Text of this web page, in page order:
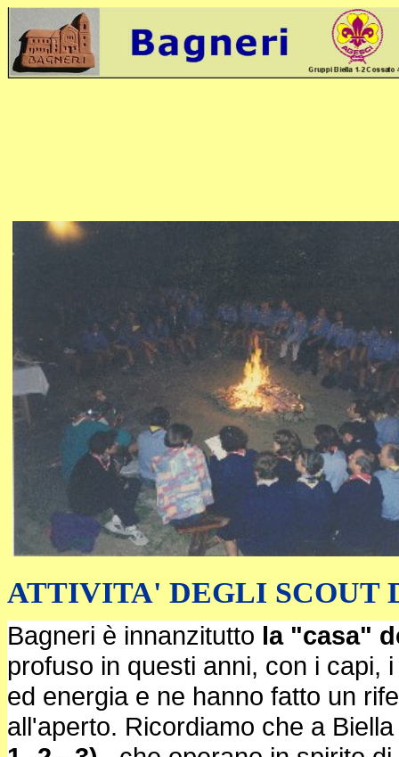
ATTIVITA' DEGLI SCOUT
Bagneri è innanzitutto la "casa"
profuso in questi anni, con i capi,
ed energia e ne hanno fatto un
all'aperto. Ricordiamo che a